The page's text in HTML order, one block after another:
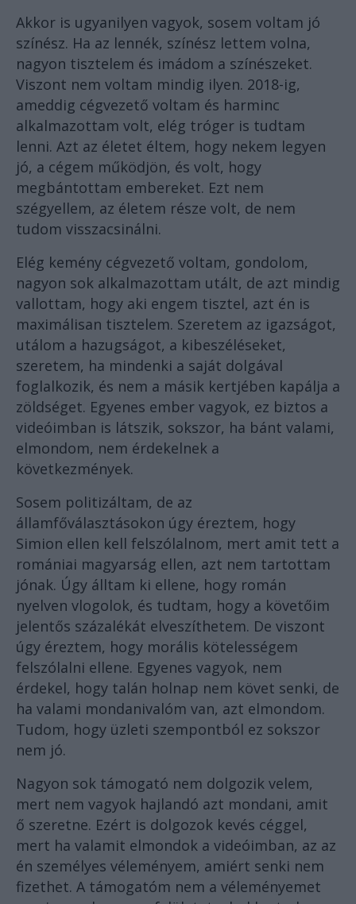
Akkor is ugyanilyen vagyok, sosem voltam jó
színész. Ha az lennék, színész lettem volna,
nagyon tisztelem és imádom a színészeket.
Viszont nem voltam mindig ilyen. 2018-ig,
ameddig cégvezető voltam és harminc
alkalmazottam volt, elég tróger is tudtam
lenni. Azt az életet éltem, hogy nekem legyen
jó, a cégem működjön, és volt, hogy
megbántottam embereket. Ezt nem
szégyellem, az életem része volt, de nem
tudom visszacsinálni.
Elég kemény cégvezető voltam, gondolom,
nagyon sok alkalmazottam utált, de azt mindig
vallottam, hogy aki engem tisztel, azt én is
maximálisan tisztelem. Szeretem az igazságot,
utálom a hazugságot, a kibeszéléseket,
szeretem, ha mindenki a saját dolgával
foglalkozik, és nem a másik kertjében kapálja a
zöldséget. Egyenes ember vagyok, ez biztos a
videóimban is látszik, sokszor, ha bánt valami,
elmondom, nem érdekelnek a
következmények.
Sosem politizáltam, de az
államfőválasztásokon úgy éreztem, hogy
Simion ellen kell felszólalnom, mert amit tett a
romániai magyarság ellen, azt nem tartottam
jónak. Úgy álltam ki ellene, hogy román
nyelven vlogolok, és tudtam, hogy a követőim
jelentős százalékát elveszíthetem. De viszont
úgy éreztem, hogy morális kötelességem
felszólalni ellene. Egyenes vagyok, nem
érdekel, hogy talán holnap nem követ senki, de
ha valami mondanivalóm van, azt elmondom.
Tudom, hogy üzleti szempontból ez sokszor
nem jó.
Nagyon sok támogató nem dolgozik velem,
mert nem vagyok hajlandó azt mondani, amit
ő szeretne. Ezért is dolgozok kevés céggel,
mert ha valamit elmondok a videóimban, az az
én személyes véleményem, amiért senki nem
fizethet. A támogatóm nem a véleményemet